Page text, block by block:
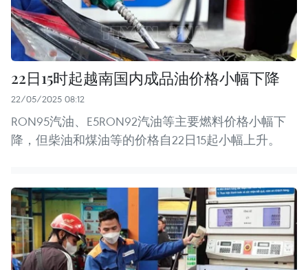
22日15时起越南国内成品油价格小幅下降
22/05/2025 08:12
RON95汽油、E5RON92汽油等主要燃料价格小幅下
降，但柴油和煤油等的价格自22日15起小幅上升。